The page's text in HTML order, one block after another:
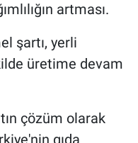
artması.
şartı, yerli
üretime devam
çözüm olarak